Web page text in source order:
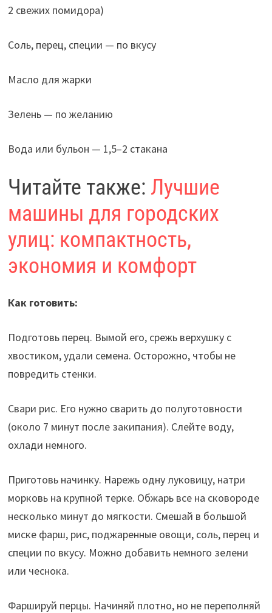
2 свежих помидора)
Соль, перец, специи — по вкусу
Масло для жарки
Зелень — по желанию
Вода или бульон — 1,5–2 стакана
Читайте также: Лучшие
машины для городских
улиц: компактность,
экономия и комфорт
Как готовить:
Подготовь перец. Вымой его, срежь верхушку с
хвостиком, удали семена. Осторожно, чтобы не
повредить стенки.
Свари рис. Его нужно сварить до полуготовности
(около 7 минут после закипания). Слейте воду,
охлади немного.
Приготовь начинку. Нарежь одну луковицу, натри
морковь на крупной терке. Обжарь все на сковороде
несколько минут до мягкости. Смешай в большой
миске фарш, рис, поджаренные овощи, соль, перец и
специи по вкусу. Можно добавить немного зелени
или чеснока.
Фаршируй перцы. Начиняй плотно, но не переполняй